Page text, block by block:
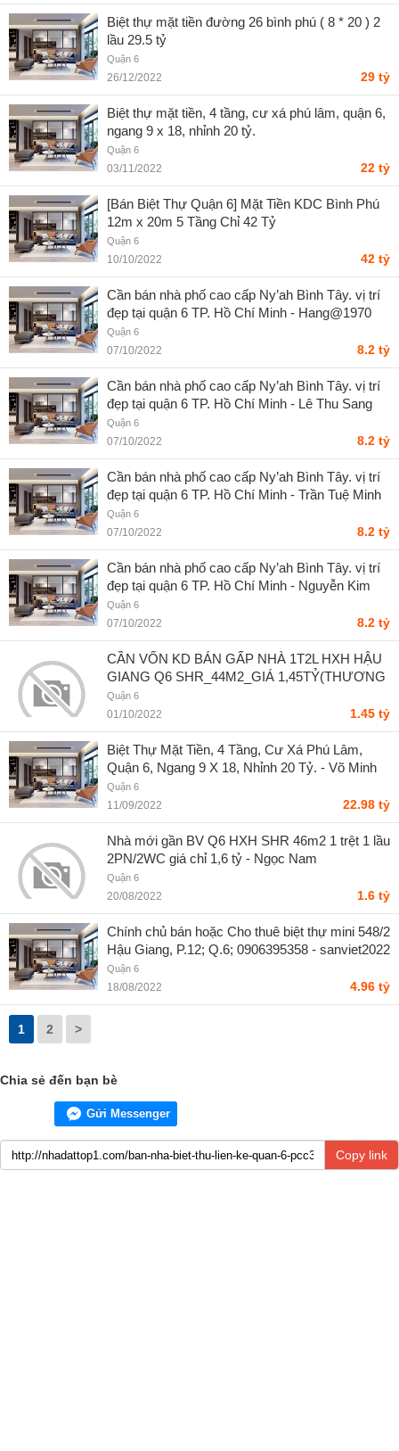
Biệt thự mặt tiền đường 26 bình phú ( 8 * 20 ) 2
lầu 29.5 tỷ
Quận 6
26/12/2022 29 tỷ
Biệt thự mặt tiền, 4 tầng, cư xá phú lâm, quận 6,
ngang 9 x 18, nhỉnh 20 tỷ.
Quận 6
03/11/2022 22 tỷ
[Bán Biệt Thự Quận 6] Mặt Tiền KDC Bình Phú
12m x 20m 5 Tầng Chỉ 42 Tỷ
diadiemnhaban.com - Quách Hưng
Quận 6
10/10/2022 42 tỷ
Cần bán nhà phố cao cấp Ny’ah Bình Tây. vị trí
đẹp tại quận 6 TP. Hồ Chí Minh - Hang@1970
Quận 6
07/10/2022 8.2 tỷ
Cần bán nhà phố cao cấp Ny’ah Bình Tây. vị trí
đẹp tại quận 6 TP. Hồ Chí Minh - Lê Thu Sang
Quận 6
07/10/2022 8.2 tỷ
Cần bán nhà phố cao cấp Ny’ah Bình Tây. vị trí
đẹp tại quận 6 TP. Hồ Chí Minh - Trần Tuệ Minh
Quận 6
07/10/2022 8.2 tỷ
Cần bán nhà phố cao cấp Ny’ah Bình Tây. vị trí
đẹp tại quận 6 TP. Hồ Chí Minh - Nguyễn Kim
Liên
Quận 6
07/10/2022 8.2 tỷ
CẦN VỐN KD BÁN GẤP NHÀ 1T2L HXH HẬU
GIANG Q6 SHR_44M2_GIÁ 1,45TỶ(THƯƠNG
LƯỢNG) - trần hoàng hưng
Quận 6
01/10/2022 1.45 tỷ
Biệt Thự Mặt Tiền, 4 Tầng, Cư Xá Phú Lâm,
Quận 6, Ngang 9 X 18, Nhỉnh 20 Tỷ. - Võ Minh
Việt
Quận 6
11/09/2022 22.98 tỷ
Nhà mới gần BV Q6 HXH SHR 46m2 1 trệt 1 lầu
2PN/2WC giá chỉ 1,6 tỷ - Ngọc Nam
Quận 6
20/08/2022 1.6 tỷ
Chính chủ bán hoặc Cho thuê biệt thự mini 548/2
Hậu Giang, P.12; Q.6; 0906395358 - sanviet2022
Quận 6
18/08/2022 4.96 tỷ
1 2 >
Chia sẻ đến bạn bè
Gửi Messenger
Copy link